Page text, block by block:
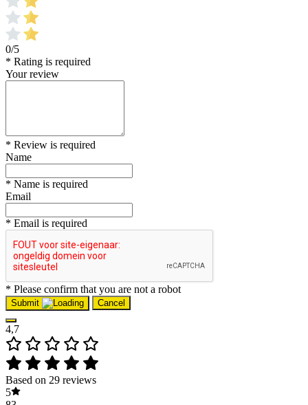
0/5
* Rating is required
Your review
* Review is required
Name
* Name is required
Email
* Email is required
* Please confirm that you are not a robot
Submit Cancel
4,7
Based on 29 reviews
5